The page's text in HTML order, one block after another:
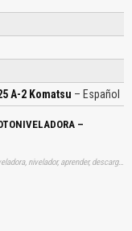
A-2 Komatsu – Español
–
Tags: manual, instrucciones, manuales, manualitos, gratis, moto, niveladora, nivelador, aprender, descargas